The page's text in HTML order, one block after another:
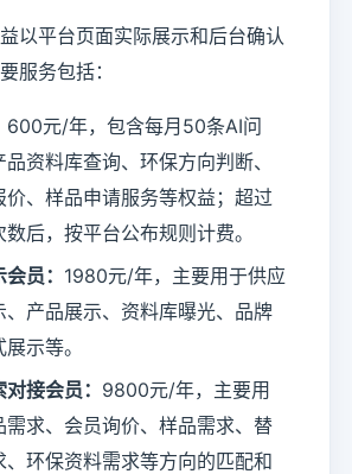
以平台页面实际展示和后台确认
服务包括：
600元/年，包含每月50条AI问
资料库查询、环保方向判断、
价、样品申请服务等权益；超过
后，按平台公布规则计费。
员： 1980元/年，主要用于供应
、产品展示、资料库曝光、品牌
示等。
接会员： 9800元/年，主要用
需求、会员询价、样品需求、替
、环保资料需求等方向的匹配和